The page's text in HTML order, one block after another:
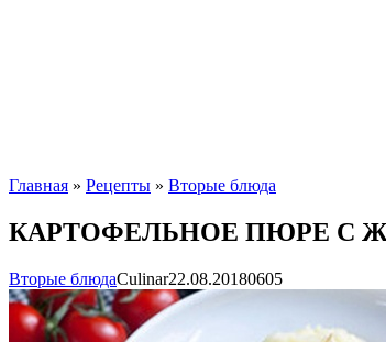
Главная » Рецепты » Вторые блюда
КАРТОФЕЛЬНОЕ ПЮРЕ С
Вторые блюдаСulinar22.08.20180605